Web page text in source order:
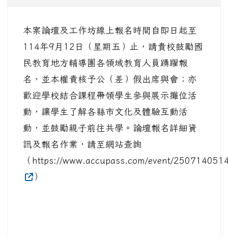
導覽列
主內容區域
本站消息
114年本土教育論壇-臺灣本土教育教材研
析與創新活動
舞鶴教務組長 -教務 | 2025-08-29 | 點閱數： 289
頁尾區域